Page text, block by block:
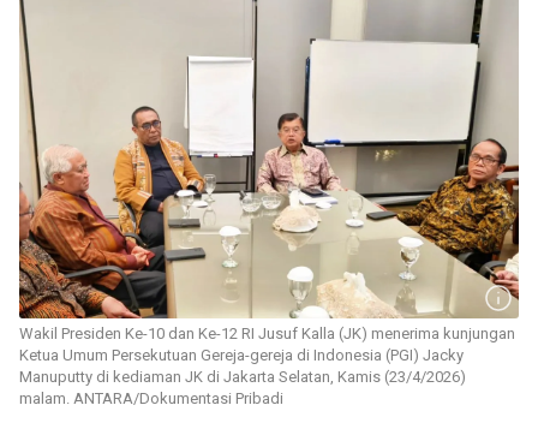
Wakil Presiden Ke-10 dan Ke-12 RI Jusuf Kalla (JK) menerima kunjungan
Ketua Umum Persekutuan Gereja-gereja di Indonesia (PGI) Jacky
Manuputty di kediaman JK di Jakarta Selatan, Kamis (23/4/2026)
malam. ANTARA/Dokumentasi Pribadi